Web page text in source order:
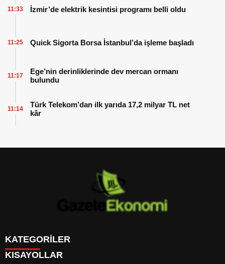
İzmir’de elektrik kesintisi programı belli oldu
11:33
Quick Sigorta Borsa İstanbul’da işleme başladı
11:25
Ege’nin derinliklerinde dev mercan ormanı
bulundu
11:17
Türk Telekom’dan ilk yarıda 17,2 milyar TL net
kâr
11:14
KATEGORİLER
KISAYOLLAR